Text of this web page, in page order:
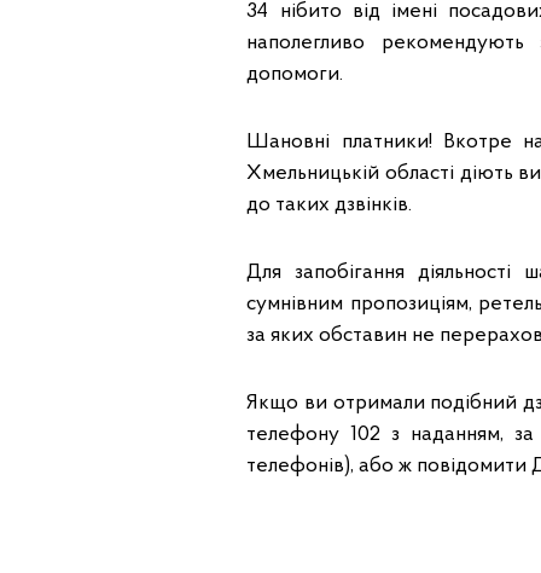
34 нібито від імені
наполегливо рекомендують
допомоги.
Шановні платники! Вкотре
Хмельницькій області діють
до таких дзвінків.
Для запобігання
сумнівним пропозиціям,
за яких обставин не
Якщо ви отримали подібний
телефону 102 з наданням, за
телефонів), або ж повідомити